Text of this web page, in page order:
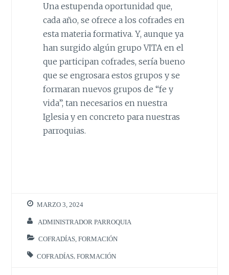
Una estupenda oportunidad que,
cada año, se ofrece a los cofrades en
esta materia formativa. Y, aunque ya
han surgido algún grupo VITA en el
que participan cofrades, sería bueno
que se engrosara estos grupos y se
formaran nuevos grupos de “fe y
vida”, tan necesarios en nuestra
Iglesia y en concreto para nuestras
parroquias.
MARZO 3, 2024
ADMINISTRADOR PARROQUIA
COFRADÍAS ,FORMACIÓN
COFRADÍAS ,FORMACIÓN